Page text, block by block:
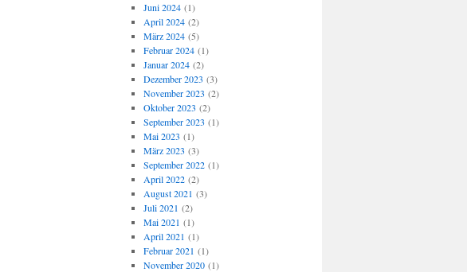
Juni 2024(1)
April 2024(2)
März 2024(5)
Februar 2024(1)
Januar 2024(2)
Dezember 2023 (3)
November 2023 (2)
Oktober 2023 (2)
September 2023 (1)
Mai 2023 (1)
März 2023 (3)
September 2022(1)
April 2022(2)
August 2021 (3)
Juli 2021 (2)
Mai 2021 (1)
April 2021 (1)
Februar 2021 (1)
November 2020(1)